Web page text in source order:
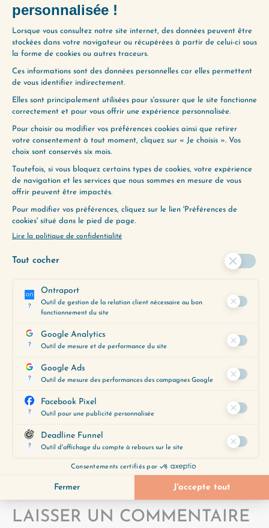
PARTAGER L'ÉPISODE
(111) L’ÉCHELLE DES ÉMOTIONS
ENVIE D’ALLER PLUS
LOIN ?
Utilisez notre Guide d’Écoute, un
outil précieux pour vous aider à
découvrir les épisodes qui
correspondent le mieux à vos
préoccupations du moment.
Obtenez-le gratuitement en
cliquant ci-dessous :
JE LE VEUX
LAISSER UN COMMENTAIRE